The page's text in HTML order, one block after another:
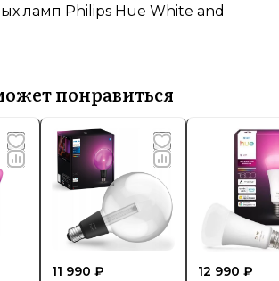
ламп Philips Hue White and
понравиться
11 990 ₽ 12 990 ₽